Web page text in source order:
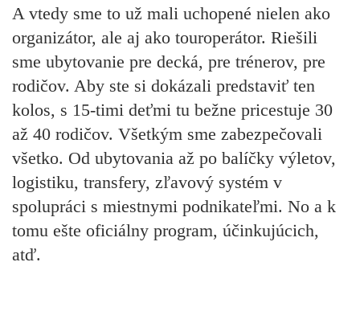
A vtedy sme to už mali uchopené nielen ako
organizátor, ale aj ako touroperátor. Riešili
sme ubytovanie pre decká, pre trénerov, pre
rodičov. Aby ste si dokázali predstaviť ten
kolos, s 15-timi deťmi tu bežne pricestuje 30
až 40 rodičov. Všetkým sme zabezpečovali
všetko. Od ubytovania až po balíčky výletov,
logistiku, transfery, zľavový systém v
spolupráci s miestnymi podnikateľmi. No a k
tomu ešte oficiálny program, účinkujúcich,
atď.